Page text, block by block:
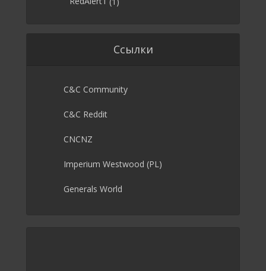
Ссылки
C&C Community
C&C Reddit
CNCNZ
Imperium Westwood (PL)
Generals World